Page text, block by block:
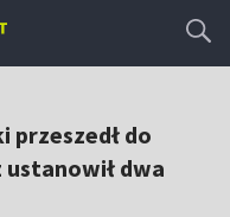
przeszedł do
ustanowił dwa